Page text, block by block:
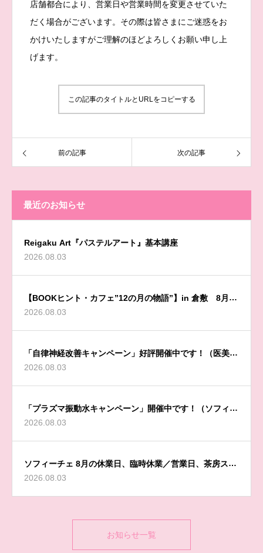
店舗都合により、営業日や営業時間を変更させていた
だく場合がございます。その際は皆さまにご迷惑をお
かけいたしますがご理解のほどよろしくお願い申し上
げます。
この記事のタイトルとURLをコピーする
前の記事 次の記事
最近のお知らせ
Reigaku Art『パステルアート』基本講座
2026.08.03
【BOOKヒント・カフェ”12の月の物語”】in 倉敷 8月開
催のお知らせ
2026.08.03
「自律神経改善キャンペーン」好評開催中です！（医美同
源 Sophyceからのお知らせ）
2026.08.03
「プラズマ振動水キャンペーン」開催中です！（ソフィー
チェからのお知らせ）
2026.08.03
ソフィーチェ 8月の休業日、臨時休業／営業日、茶房スペ
ース／施術ルーム休業日のお知らせ（医美同源 Sophyce
2026.08.03
お知らせ一覧